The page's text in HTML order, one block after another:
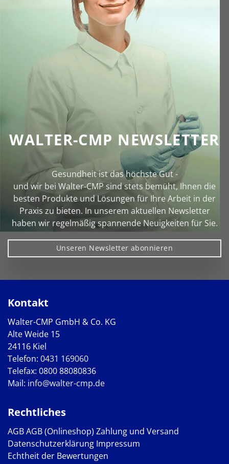
WALTER-CMP NEWSLETTER
Gesundheit ist das höchste Gut -
und wir bei Walter‑CMP sind stets bemüht, Ihnen die
besten Produkte und Lösungen für Ihre Arbeit in der
Praxis zu bieten. In unserem aktuellen Newsletter
haben wir regelmäßig spannende Neuigkeiten für Sie.
Unseren Newsletter abonnieren
Kontakt
Walter-CMP GmbH & Co. KG
Alte Weide 15
24116 Kiel
Telefon: 0431 169060
Telefax: 0800 88080836
Mail: info@walter-cmp.de
Rechtliches
AGBAGB (Onlineshop) Zahlung und Versand
Datenschutzerklärung Impressum
Echtheit der Bewertungen